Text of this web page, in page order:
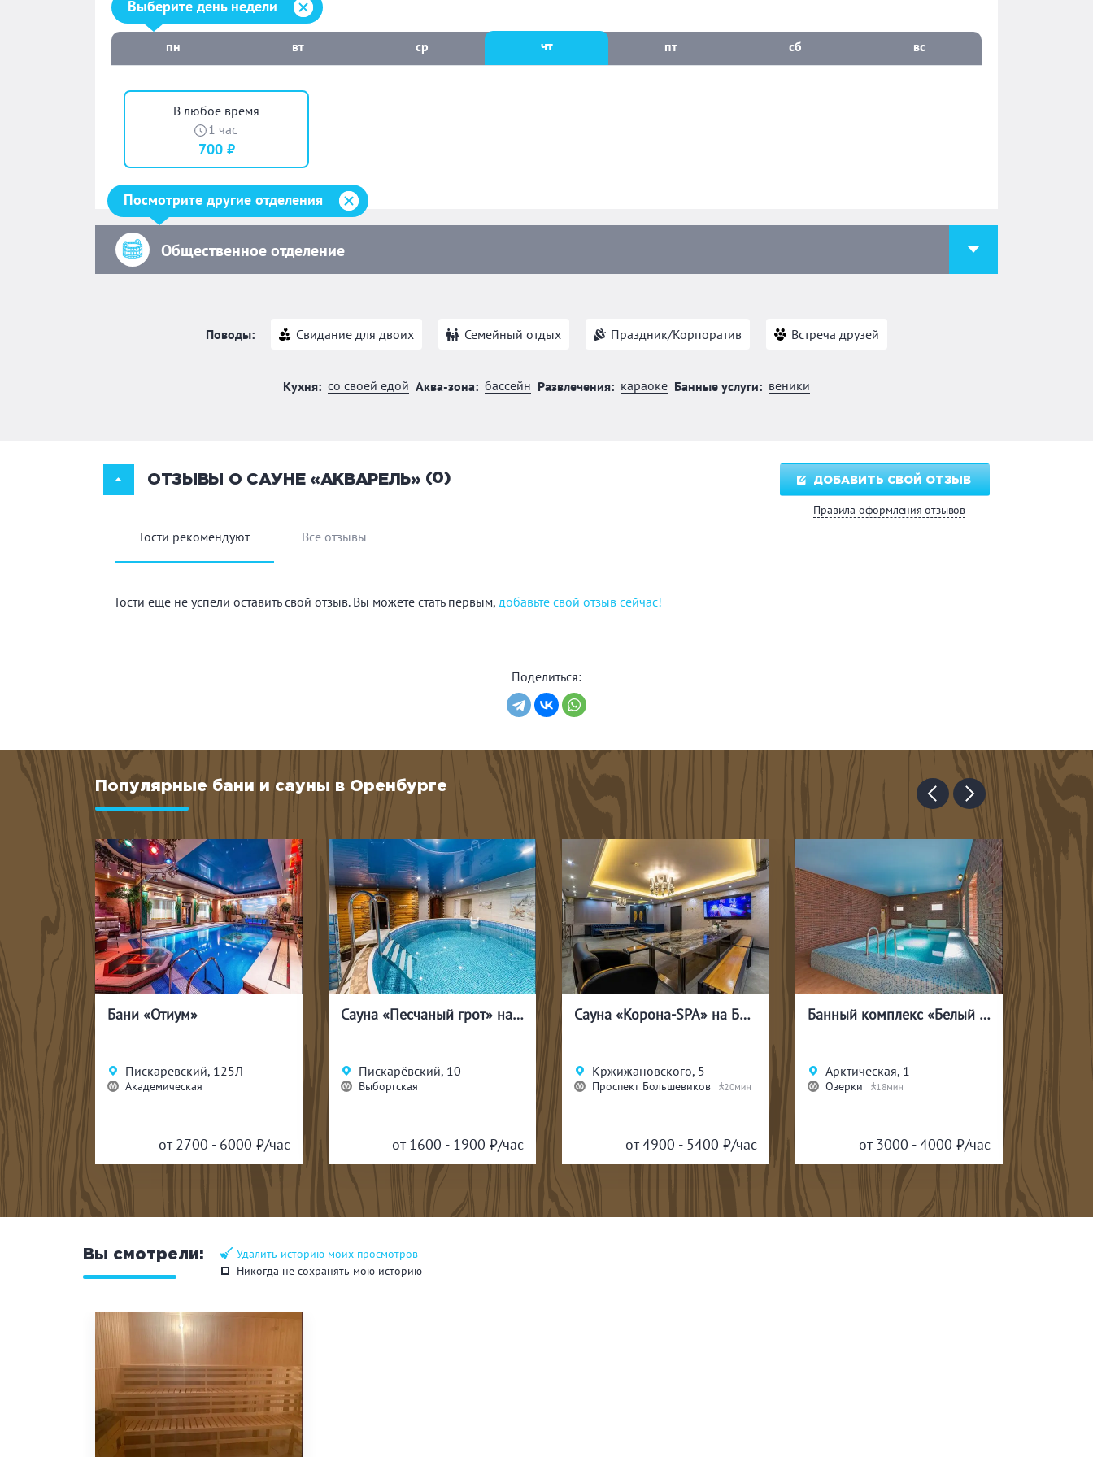
Выберите день недели
пн вт ср чт пт сб вс
В любое время
1 час
700 ₽
Посмотрите другие отделения
Общественное отделение
Поводы: Свидание для двоих Семейный отдых Праздник/Корпоратив Встреча друзей
Кухня: со своей едой Аква-зона: бассейн Развлечения: караоке Банные услуги: веники
ОТЗЫВЫ О САУНЕ «АКВАРЕЛЬ» (0) ДОБАВИТЬ СВОЙ ОТЗЫВ
Правила оформления отзывов
Гости рекомендуют Все отзывы
Гости ещё не успели оставить свой отзыв. Вы можете стать первым, добавьте свой отзыв сейчас!
Поделиться:
Популярные бани и сауны в Оренбурге
₽/час
Пискарёвский, 10
Выборгская
от 1600 - 1900 ₽/час
Сауна «Корона-SPA» на Большевиков
Кржижановского, 5
Проспект Большевиков
от 4900 - 5400 ₽/час
Банный комплекс «Белый медведь»
Арктическая, 1
Озерки 18
от 3000 - 4000 ₽/час
Русская ВИП-баня «На Высоте»
Матроса Железняка, 57
Пионерская 18
от 1800 - 12000 ₽/час
Вы смотрели:
Удалить историю моих просмотров
Никогда не сохранять мою историю